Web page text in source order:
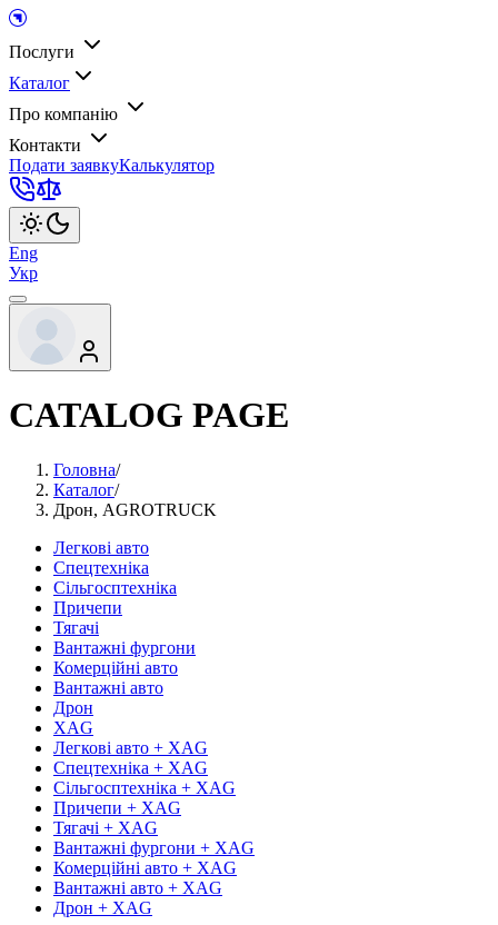
Послуги
Каталог
Про компанію
Контакти
Подати заявкуКалькулятор
Eng
Укр
CATALOG PAGE
Головна/
Каталог/
Дрон, AGROTRUCK
Легкові авто
Спецтехніка
Сільгосптехніка
Причепи
Тягачі
Вантажні фургони
Комерційні авто
Вантажні авто
Дрон
XAG
Легкові авто + XAG
Спецтехніка + XAG
Сільгосптехніка + XAG
Причепи + XAG
Тягачі + XAG
Вантажні фургони + XAG
Комерційні авто + XAG
Вантажні авто + XAG
Дрон + XAG